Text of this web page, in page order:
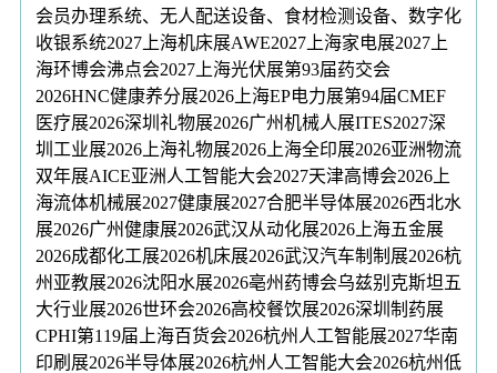
会员办理系统、无人配送设备、食材检测设备、数字化
收银系统2027上海机床展AWE2027上海家电展2027上
海环博会沸点会2027上海光伏展第93届药交会
2026HNC健康养分展2026上海EP电力展第94届CMEF
医疗展2026深圳礼物展2026广州机械人展ITES2027深
圳工业展2026上海礼物展2026上海全印展2026亚洲物流
双年展AICE亚洲人工智能大会2027天津高博会2026上
海流体机械展2027健康展2027合肥半导体展2026西北水
展2026广州健康展2026武汉从动化展2026上海五金展
2026成都化工展2026机床展2026武汉汽车制制展2026杭
州亚教展2026沈阳水展2026亳州药博会乌兹别克斯坦五
大行业展2026世环会2026高校餐饮展2026深圳制药展
CPHI第119届上海百货会2026杭州人工智能展2027华南
印刷展2026半导体展2026杭州人工智能大会2026杭州低